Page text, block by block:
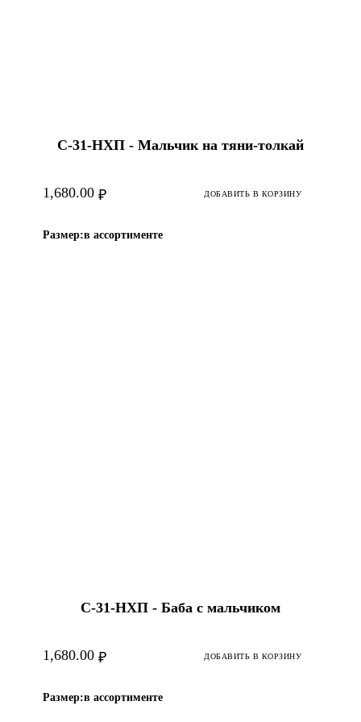
С-31-HХП - Мальчик на тяни-толкай
₽
1,680.00 ДОБАВИТЬ В КОРЗИНУ
Размер:в ассортименте
С-31-HХП - Баба с мальчиком
₽
1,680.00 ДОБАВИТЬ В КОРЗИНУ
Размер:в ассортименте